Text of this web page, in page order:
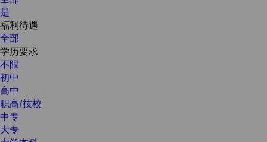
是
福利待遇
全部
学历要求
不限
初中
高中
职高/技校
中专
大专